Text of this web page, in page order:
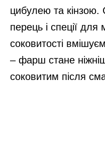
цибулею та
перець і спеції
соковитості
– фарш стане
соковитим після